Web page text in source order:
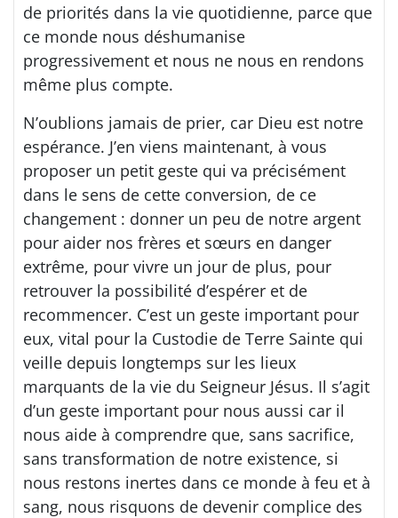
de priorités dans la vie quotidienne, parce que
ce monde nous déshumanise
progressivement et nous ne nous en rendons
même plus compte.
N’oublions jamais de prier, car Dieu est notre
espérance. J’en viens maintenant, à vous
proposer un petit geste qui va précisément
dans le sens de cette conversion, de ce
changement : donner un peu de notre argent
pour aider nos frères et sœurs en danger
extrême, pour vivre un jour de plus, pour
retrouver la possibilité d’espérer et de
recommencer. C’est un geste important pour
eux, vital pour la Custodie de Terre Sainte qui
veille depuis longtemps sur les lieux
marquants de la vie du Seigneur Jésus. Il s’agit
d’un geste important pour nous aussi car il
nous aide à comprendre que, sans sacrifice,
sans transformation de notre existence, si
nous restons inertes dans ce monde à feu et à
sang, nous risquons de devenir complice des